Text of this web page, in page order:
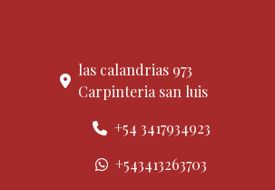
las calandrias 973
Carpinteria san luis
+54 3417934923
+543413263703